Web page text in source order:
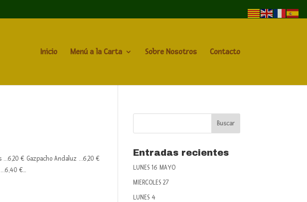
Inicio Menú a la Carta Sobre Nosotros Contacto
…6,20 € Gazpacho Andaluz …6,20 €
€...
Entradas recientes
LUNES 16 MAYO
MIERCOLES 27
LUNES 4